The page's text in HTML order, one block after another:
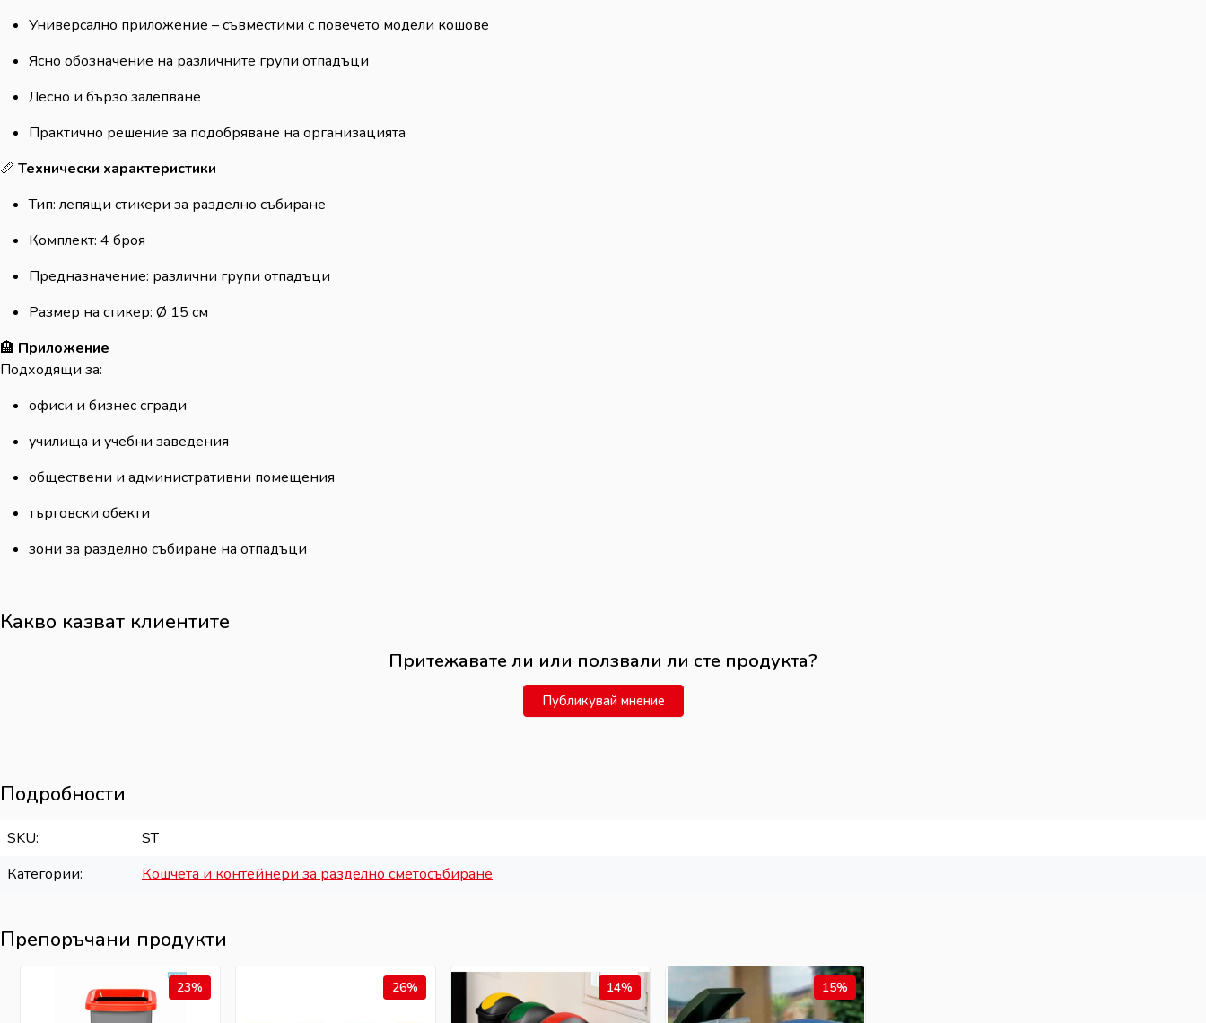
Универсално приложение – съвместими с повечето модели кошове
Ясно обозначение на различните групи отпадъци
Лесно и бързо залепване
Практично решение за подобряване на организацията
📏 Технически характеристики
Тип: лепящи стикери за разделно събиране
Комплект: 4 броя
Предназначение: различни групи отпадъци
Размер на стикер: Ø 15 см
🏨 Приложение
Подходящи за:
офиси и бизнес сгради
училища и учебни заведения
обществени и административни помещения
търговски обекти
зони за разделно събиране на отпадъци
Какво казват клиентите
Притежавате ли или ползвали ли сте продукта?
Публикувай мнение
Подробности
SKU
ST
Категории
Кошчета и контейнери за разделно сметосъбиране
Препоръчани продукти
23% 26% 14% 15%